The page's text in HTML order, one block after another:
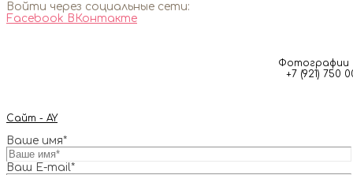
Войти через социальные сети:
Facebook ВКонтакте
Фотографии
+7 (921) 750
Сайт - AY
Ваше имя*
Ваш E-mail*